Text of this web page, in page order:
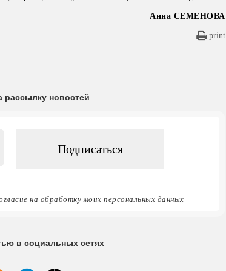
Анна СЕМЕНОВА
print
рассылку новостей
на обработку моих персональных данных
в социальных сетях